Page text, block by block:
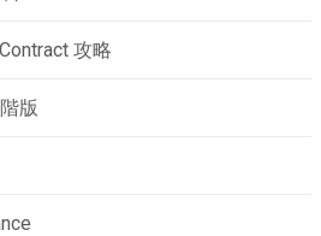
攻略
版